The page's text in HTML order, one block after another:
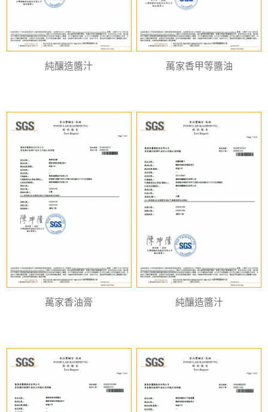
純釀造醬汁 萬家香甲等醬油
萬家香油膏 純釀造醬汁